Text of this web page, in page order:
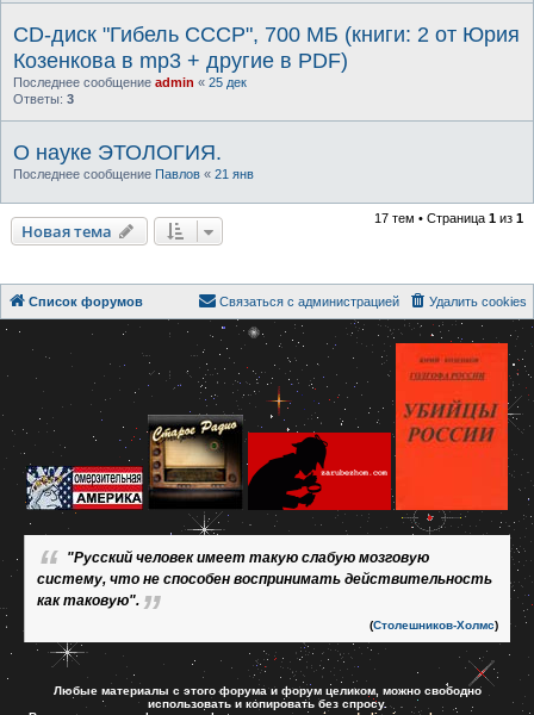
CD-диск "Гибель СССР", 700 МБ (книги: 2 от Юрия
Козенкова в mp3 + другие в PDF)
Последнее сообщение admin « 25 дек
Ответы: 3
О науке ЭТОЛОГИЯ.
Последнее сообщение Павлов « 21 янв
Новая тема
17 тем • Страница 1 из 1
Список форумов Удалить cookies
Связаться с администрацией
"Русский человек имеет такую слабую мозговую
систему, что не способен воспринимать действительность
как таковую".
(Столешников-Холмс)
Любые материалы с этого форума и форум целиком, можно свободно
использовать и копировать без спросу.